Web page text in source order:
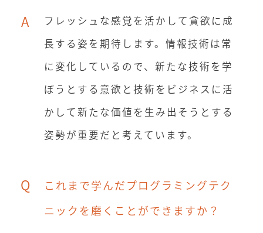
A
フレッシュな感覚を活かして貪欲に成
長する姿を期待します。情報技術は常
に変化しているので、新たな技術を学
ぼうとする意欲と技術をビジネスに活
かして新たな価値を生み出そうとする
姿勢が重要だと考えています。
Q
これまで学んだプログラミングテク
ニックを磨くことができますか？